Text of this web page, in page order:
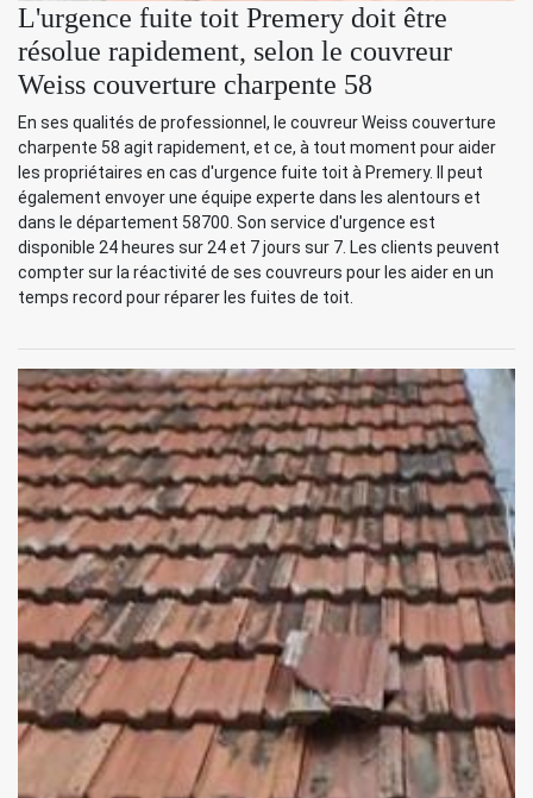
L'urgence fuite toit Premery doit être
résolue rapidement, selon le couvreur
Weiss couverture charpente 58
En ses qualités de professionnel, le couvreur Weiss couverture
charpente 58 agit rapidement, et ce, à tout moment pour aider
les propriétaires en cas d'urgence fuite toit à Premery. Il peut
également envoyer une équipe experte dans les alentours et
dans le département 58700. Son service d'urgence est
disponible 24 heures sur 24 et 7 jours sur 7. Les clients peuvent
compter sur la réactivité de ses couvreurs pour les aider en un
temps record pour réparer les fuites de toit.